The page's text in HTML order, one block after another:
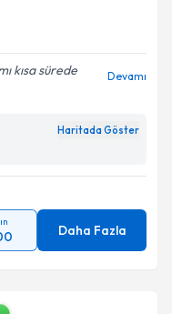
kısa sürede
Devamı
Haritada Göster
Daha Fazla